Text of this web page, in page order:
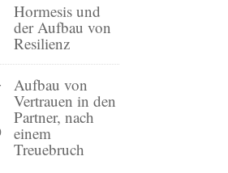
Hormesis und
der Aufbau von
Resilienz
Aufbau von
Vertrauen in den
Partner, nach
einem
Treuebruch